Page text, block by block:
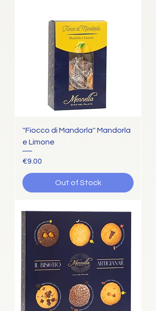
''Fiocco di Mandorla'' Mandorla
e Limone
Price
€9.00
Out of Stock